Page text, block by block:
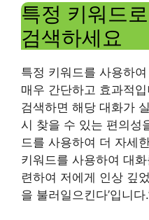
특정 키워드
검색하세요
특정 키워드를 사용하
매우 간단하고 효과적
검색하면 해당 대화가
시 찾을 수 있는 편의성
드를 사용하여 더 자세
키워드를 사용하여 대
련하여 저에게 인상 깊
을 불러일으킨다’입니다